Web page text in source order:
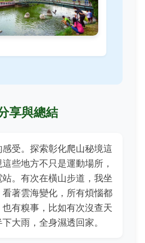
享與總結
受。探索彰化爬山秘境這
些地方不只是運動場所，
。有次在橫山步道，我坐
著雲海變化，所有煩惱都
有糗事，比如有次沒查天
大雨，全身濕透回家。